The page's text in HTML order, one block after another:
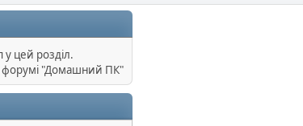
у цей розділ.
"Домашний ПК"